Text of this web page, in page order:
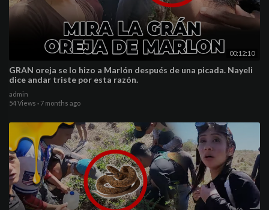
00:12:10
GRAN oreja se lo hizo a Marlón después de una picada. Nayeli
dice andar triste por esta razón.
admin
54 Views ·7 months ago